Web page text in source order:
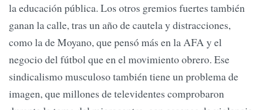
la educación pública. Los otros gremios fuertes también
ganan la calle, tras un año de cautela y distracciones,
como la de Moyano, que pensó más en la AFA y el
negocio del fútbol que en el movimiento obrero. Ese
sindicalismo musculoso también tiene un problema de
imagen, que millones de televidentes comprobaron